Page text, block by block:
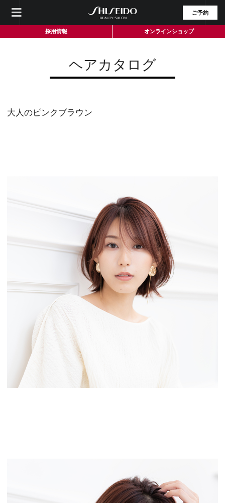
ご予約
採用情報 オンラインショップ
ヘアカタログ
大人のピンクブラウン